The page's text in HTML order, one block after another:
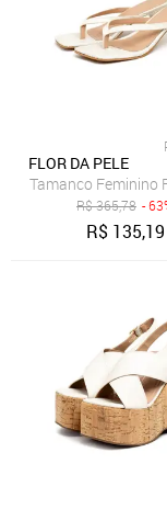
FLOR DA PELE
Tamanco Feminino
R$365,78 -
R$ 135,19